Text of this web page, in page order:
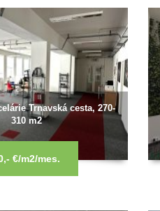
Trnavská cesta, 270-
310 m2
€/m2/mes.